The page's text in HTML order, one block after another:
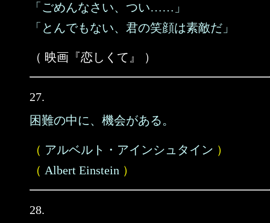
「ごめんなさい、つい……」
「とんでもない、君の笑顔は素敵だ」
（ 映画『恋しくて』 ）
27.
困難の中に、機会がある。
（ アルベルト・アインシュタイン ）
（ Albert Einstein ）
28.